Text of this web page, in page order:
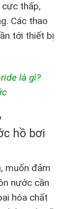
cực thấp,
Các thao
tới thiết bị
là gì?
hồ bơi
muốn đảm
nước cần
hóa chất